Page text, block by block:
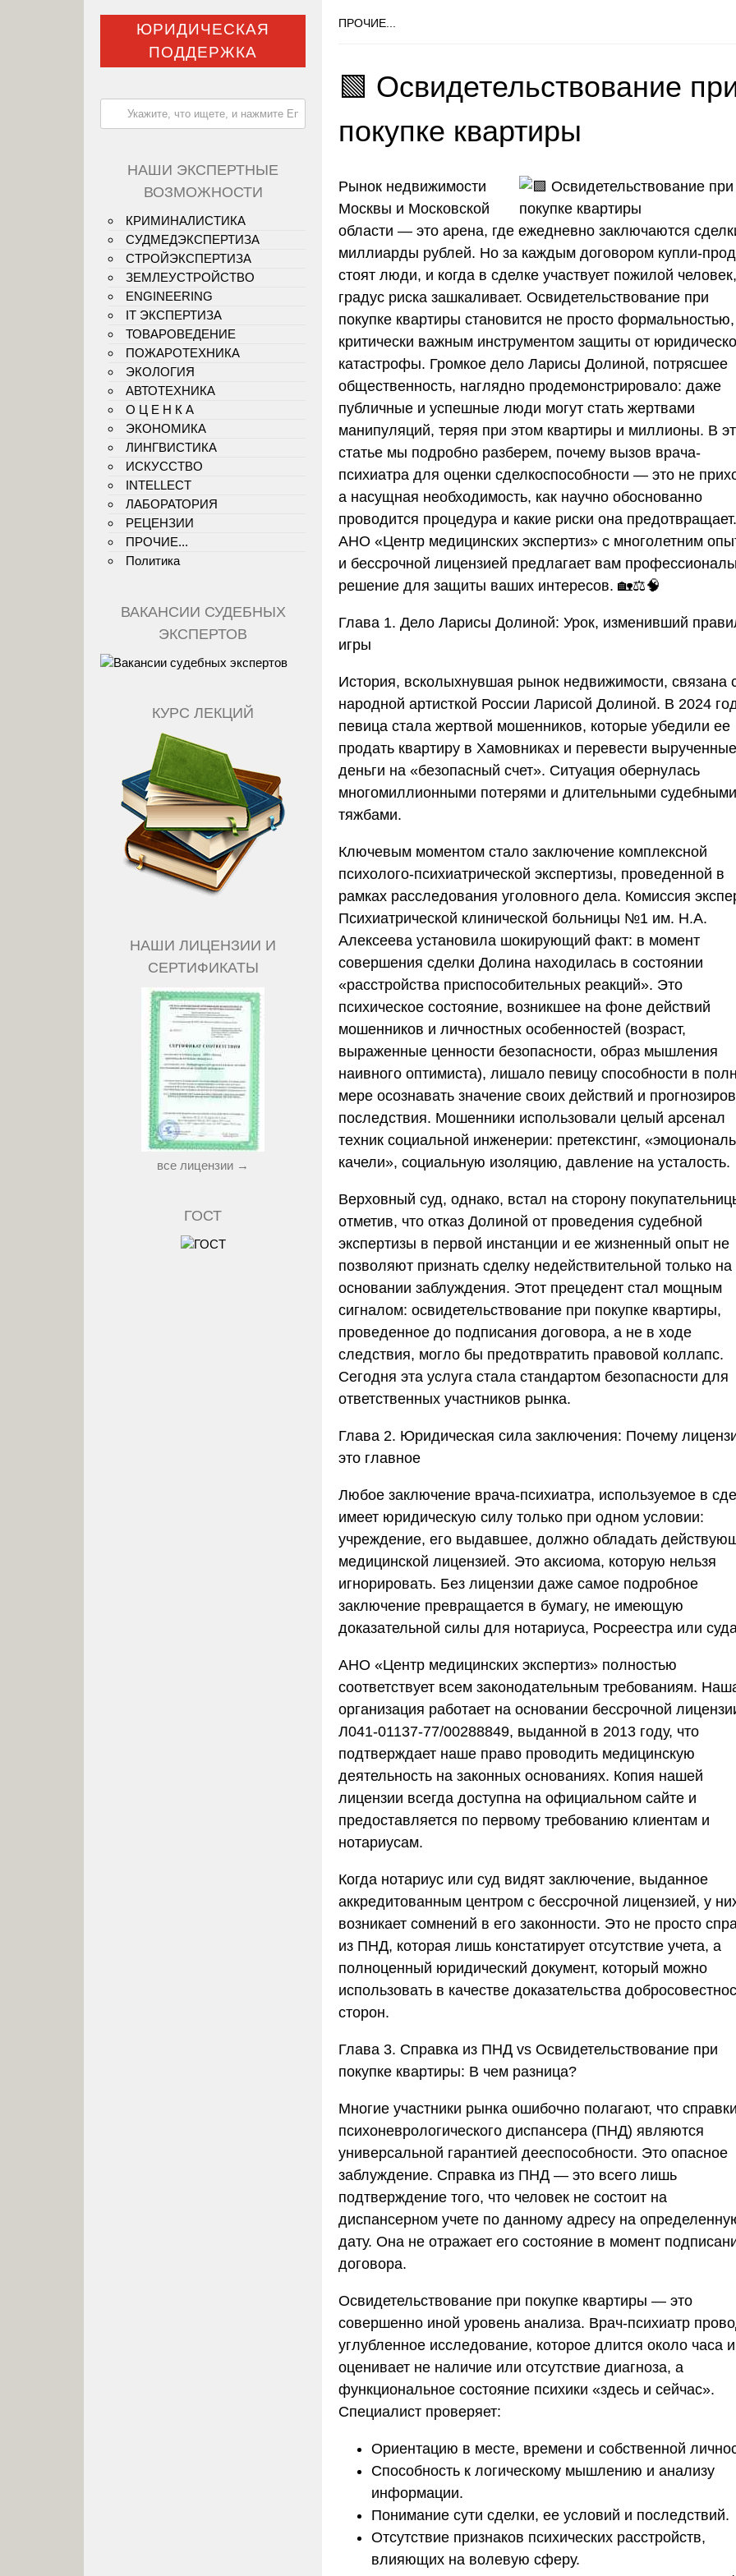
ПРОЧИЕ...
🟩 Освидетельствование
покупке квартиры
Рынок недвижимости
Москвы и Московской
области — это арена, где ежедневно заключаются
миллиарды рублей. Но за каждым договором купли-
стоят люди, и когда в сделке участвует пожилой человек,
градус риска зашкаливает. Освидетельствование при
покупке квартиры становится не просто
критически важным инструментом защиты от
катастрофы. Громкое дело Ларисы Долиной, потрясшее
общественность, наглядно продемонстрировало: даже
публичные и успешные люди могут стать жертвами
манипуляций, теряя при этом квартиры и миллионы. В
статье мы подробно разберем, почему вызов врача-
психиатра для оценки сделкоспособности — это не
а насущная необходимость, как научно обоснованно
проводится процедура и какие риски она предотвращает.
АНО «Центр медицинских экспертиз» с многолетним
и бессрочной лицензией предлагает вам
решение для защиты ваших интересов. 🏡⚖️🧠
Глава 1. Дело Ларисы Долиной: Урок, изменивший
игры
История, всколыхнувшая рынок недвижимости, связана
народной артисткой России Ларисой Долиной. В 2024
певица стала жертвой мошенников, которые убедили ее
продать квартиру в Хамовниках и перевести вырученные
деньги на «безопасный счет». Ситуация обернулась
многомиллионными потерями и длительными судебными
тяжбами.
Ключевым моментом стало заключение комплексной
психолого-психиатрической экспертизы, проведенной в
рамках расследования уголовного дела. Комиссия
Психиатрической клинической больницы №1 им. Н.А.
Алексеева установила шокирующий факт: в момент
совершения сделки Долина находилась в состоянии
«расстройства приспособительных реакций». Это
психическое состояние, возникшее на фоне действий
мошенников и личностных особенностей (возраст,
выраженные ценности безопасности, образ мышления
наивного оптимиста), лишало певицу способности в
мере осознавать значение своих действий и
последствия. Мошенники использовали целый арсенал
техник социальной инженерии: претекстинг,
качели», социальную изоляцию, давление на усталость.
Верховный суд, однако, встал на сторону
отметив, что отказ Долиной от проведения судебной
экспертизы в первой инстанции и ее жизненный опыт не
позволяют признать сделку недействительной только на
основании заблуждения. Этот прецедент стал мощным
сигналом: освидетельствование при покупке квартиры,
проведенное до подписания договора, а не в ходе
следствия, могло бы предотвратить правовой коллапс.
Сегодня эта услуга стала стандартом безопасности для
ответственных участников рынка.
Глава 2. Юридическая сила заключения: Почему
это главное
Любое заключение врача-психиатра, используемое в
имеет юридическую силу только при одном условии:
учреждение, его выдавшее, должно обладать
медицинской лицензией. Это аксиома, которую нельзя
игнорировать. Без лицензии даже самое подробное
заключение превращается в бумагу, не имеющую
доказательной силы для нотариуса, Росреестра или
АНО «Центр медицинских экспертиз» полностью
соответствует всем законодательным требованиям.
организация работает на основании бессрочной
Л041-01137-77/00288849, выданной в 2013 году, что
подтверждает наше право проводить медицинскую
деятельность на законных основаниях. Копия нашей
лицензии всегда доступна на официальном сайте и
предоставляется по первому требованию клиентам и
нотариусам.
Когда нотариус или суд видят заключение, выданное
аккредитованным центром с бессрочной лицензией, у
возникает сомнений в его законности. Это не просто
из ПНД, которая лишь констатирует отсутствие учета, а
полноценный юридический документ, который можно
использовать в качестве доказательства
сторон.
Глава 3. Справка из ПНД vs Освидетельствование при
покупке квартиры: В чем разница?
Многие участники рынка ошибочно полагают, что
психоневрологического диспансера (ПНД) являются
универсальной гарантией дееспособности. Это опасное
заблуждение. Справка из ПНД — это всего лишь
подтверждение того, что человек не состоит на
диспансерном учете по данному адресу на
дату. Она не отражает его состояние в момент
договора.
Освидетельствование при покупке квартиры — это
совершенно иной уровень анализа. Врач-психиатр
углубленное исследование, которое длится около часа и
оценивает не наличие или отсутствие диагноза, а
функциональное состояние психики «здесь и сейчас».
Специалист проверяет:
Ориентацию в месте, времени и собственной
Способность к логическому мышлению и анализу
информации.
Понимание сути сделки, ее условий и последствий.
Отсутствие признаков психических расстройств,
влияющих на волевую сферу.
ЮРИДИЧЕСКАЯ
ПОДДЕРЖКА
НАШИ ЭКСПЕРТНЫЕ
ВОЗМОЖНОСТИ
КРИМИНАЛИСТИКА
СУДМЕДЭКСПЕРТИЗА
СТРОЙЭКСПЕРТИЗА
ЗЕМЛЕУСТРОЙСТВО
ENGINEERING
IT ЭКСПЕРТИЗА
ТОВАРОВЕДЕНИЕ
ПОЖАРОТЕХНИКА
ЭКОЛОГИЯ
АВТОТЕХНИКА
О Ц Е Н К А
ЭКОНОМИКА
ЛИНГВИСТИКА
ИСКУССТВО
INTELLECT
ЛАБОРАТОРИЯ
РЕЦЕНЗИИ
ПРОЧИЕ...
Политика
ВАКАНСИИ СУДЕБНЫХ
ЭКСПЕРТОВ
КУРС ЛЕКЦИЙ
НАШИ ЛИЦЕНЗИИ И
СЕРТИФИКАТЫ
все лицензии →
ГОСТ